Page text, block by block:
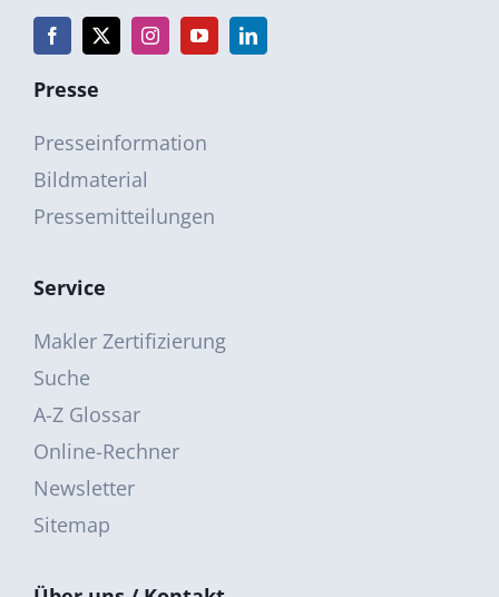
Presse
Presseinformation
Bildmaterial
Pressemitteilungen
Service
Makler Zertifizierung
Suche
A-Z Glossar
Online-Rechner
Newsletter
Sitemap